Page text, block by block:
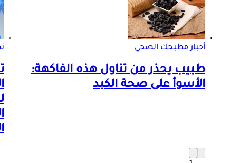
أخبار مطبخك الصحي
طبيب يحذر من تناول هذه الفاكهة:
الأسوأ على صحة الكبد